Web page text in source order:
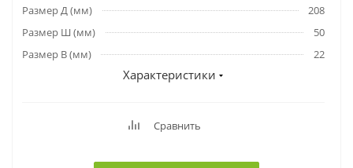
Размер Д (мм)
208
Размер Ш (мм)
50
Размер В (мм)
22
Характеристики
Сравнить